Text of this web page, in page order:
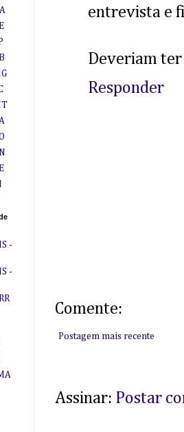
entrevista e
Deveriam ter
Responder
Comente:
Postagem mais recente
Assinar: Postar
-
-